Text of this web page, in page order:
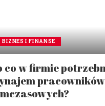
BIZNES I FINANSE
co w firmie
pracowników